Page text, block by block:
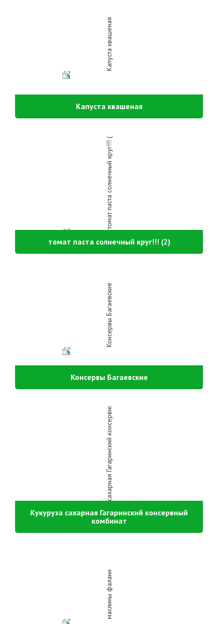
Капуста квашеная
томат паста солнечный круг!!! (2)
Консервы Багаевские
Кукуруза сахарная Гагаринский консервный
комбинат